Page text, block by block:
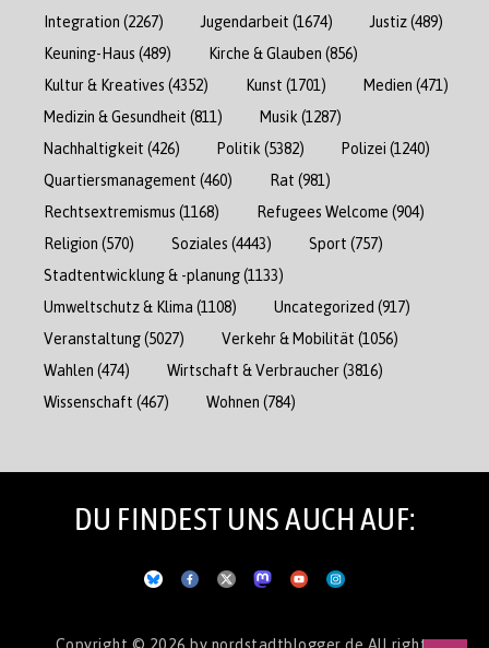
Integration (2267) Jugendarbeit (1674) Justiz(489)
Keuning-Haus (489) Kirche & Glauben (856)
Kultur & Kreatives (4352) Kunst (1701) Medien (471)
Medizin & Gesundheit (811) Musik (1287)
Nachhaltigkeit (426) Politik (5382) Polizei (1240)
Quartiersmanagement (460) Rat (981)
Rechtsextremismus (1168) Refugees Welcome (904)
Religion (570) Soziales (4443) Sport (757)
Stadtentwicklung & -planung(1133)
Umweltschutz & Klima (1108) Uncategorized (917)
Veranstaltung(5027) Verkehr & Mobilität (1056)
Wahlen (474) Wirtschaft & Verbraucher(3816)
Wissenschaft (467) Wohnen (784)
DU FINDEST UNS AUCH AUF:
Copyright © 2026 by nordstadtblogger.de All rights